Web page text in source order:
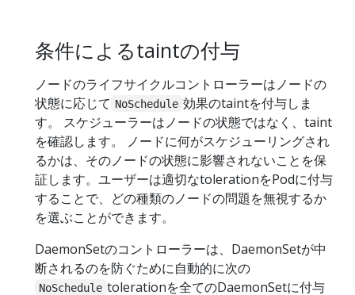
条件によるtaintの付与
ノードのライフサイクルコントローラーはノードの
状態に応じて NoSchedule 効果のtaintを付与しま
す。 スケジューラーはノードの状態ではなく、taint
を確認します。 ノードに何がスケジューリングされ
るかは、そのノードの状態に影響されないことを保
証します。ユーザーは適切なtolerationをPodに付与
することで、どの種類のノードの問題を無視するか
を選ぶことができます。
DaemonSetのコントローラーは、DaemonSetが中
断されるのを防ぐために自動的に次の
NoSchedule tolerationを全てのDaemonSetに付与